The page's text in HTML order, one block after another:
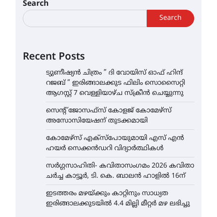
Search
Search
Recent Posts
ട്യുണീഷ്യൻ ചിത്രം ” ദി വോയിസ് ഓഫ് ഹിന്ദ്
റജബ് ” ഇരിങ്ങാലക്കുട ഫിലിം സൊസൈറ്റി
ആഗസ്റ്റ് 7 വെള്ളിയാഴ്ച സ്‌ക്രീൻ ചെയ്യുന്നു
സെന്റ് ജോസഫ്സ് കോളജ് കോമേഴ്‌സ്
അസോസിയേഷന് തുടക്കമായി
കോമേഴ്സ് എക്സ്പോയുമായി എസ് എൻ
ഹയർ സെക്കൻഡറി വിദ്യാർത്ഥികൾ
സർഗ്ഗസാഹിതി- കവിതാസംഗമം 2026 കവിതാ
ചർച്ച കാട്ടൂർ, ടി. കെ. ബാലൻ ഹാളിൽ 16ന്
ഇടത്തരം മഴയ്ക്കും കാറ്റിനും സാധ്യത
ഇരിങ്ങാലക്കുടയിൽ 4.4 മില്ലി മീറ്റർ മഴ ലഭിച്ചു